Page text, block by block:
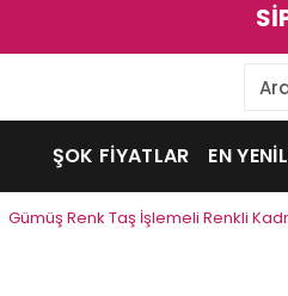
ŞOK FİYATLAR EN
Gümüş Renk Taş İşlemeli Renkli